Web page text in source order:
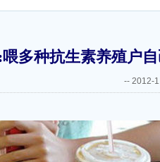
多种抗生素养殖户
-- 2012-